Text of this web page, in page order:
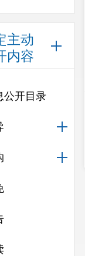
主动
内容
公开目录